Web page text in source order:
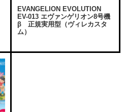
EVANGELION EVOLUTION
EV-013 エヴァンゲリオン8号機
β 正規実用型（ヴィレカスタ
ム）